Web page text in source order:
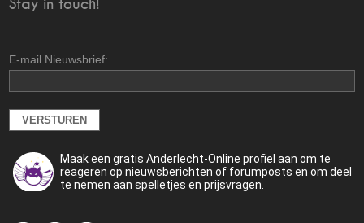
Stay in touch!
E-mail Nieuwsbrief:
Maak een gratis Anderlecht-Online profiel aan om te
reageren op nieuwsberichten of forumposts en om deel
te nemen aan spelletjes en prijsvragen.